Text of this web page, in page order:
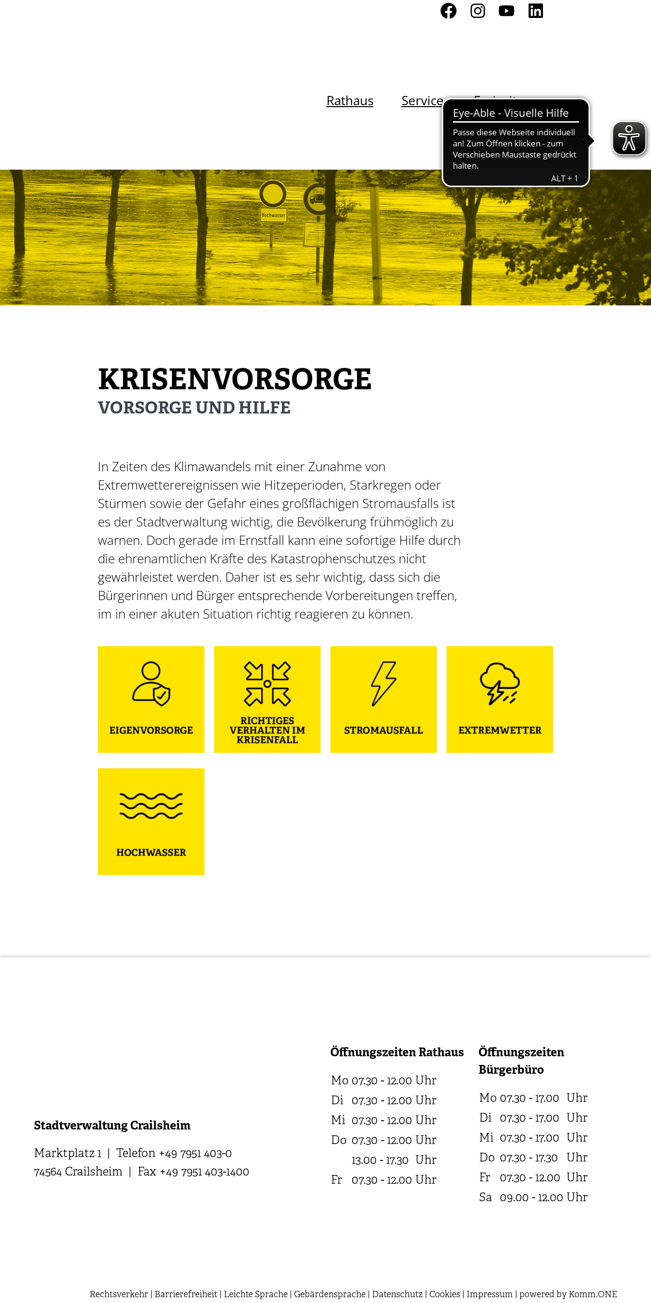
Rathaus Service Freizeit
KRISENVORSORGE
VORSORGE UND HILFE
In Zeiten des Klimawandels mit einer Zunahme von
Extremwetterereignissen wie Hitzeperioden, Starkregen oder
Stürmen sowie der Gefahr eines großflächigen Stromausfalls ist
es der Stadtverwaltung wichtig, die Bevölkerung frühmöglich zu
warnen. Doch gerade im Ernstfall kann eine sofortige Hilfe durch
die ehrenamtlichen Kräfte des Katastrophenschutzes nicht
gewährleistet werden. Daher ist es sehr wichtig, dass sich die
Bürgerinnen und Bürger entsprechende Vorbereitungen treffen,
im in einer akuten Situation richtig reagieren zu können.
Stadtverwaltung Crailsheim
Marktplatz 1 | Telefon +49 7951 403-0
74564 Crailsheim | Fax +49 7951 403-1400
Öffnungszeiten Rathaus
Mo 07.30 - 12.00 Uhr
Di 07.30 - 12.00 Uhr
Mi 07.30 - 12.00 Uhr
Do 07.30 - 12.00 Uhr
13.00 - 17.30 Uhr
Fr
07.30 - 12.00 Uhr
Öffnungszeiten
Bürgerbüro
Mo 07.30 - 17.00 Uhr
Di 07.30 - 17.00 Uhr
Mi 07.30 - 17.00 Uhr
Do 07.30 - 17.30
Uhr
Fr
07.30 - 12.00 Uhr
Sa 09.00 - 12.00 Uhr
Rechtsverkehr Barrierefreiheit Leichte Sprache Gebärdensprache Datenschutz Cookies Impressum powered by Komm.ONE